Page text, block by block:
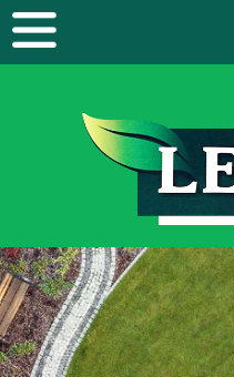
Panneau de gestion des cookies